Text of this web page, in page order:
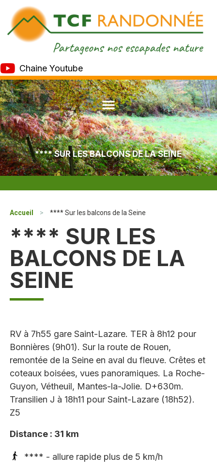
Chaine Youtube
**** SUR LES BALCONS DE LA SEINE
Accueil > **** Sur les balcons de la Seine
**** SUR LES
BALCONS DE LA
SEINE
RV à 7h55 gare Saint-Lazare. TER à 8h12 pour
Bonnières (9h01). Sur la route de Rouen,
remontée de la Seine en aval du fleuve. Crêtes et
coteaux boisées, vues panoramiques. La Roche-
Guyon, Vétheuil, Mantes-la-Jolie. D+630m.
Transilien J à 18h11 pour Saint-Lazare (18h52).
Z5
Distance : 31 km
**** - allure rapide plus de 5 km/h